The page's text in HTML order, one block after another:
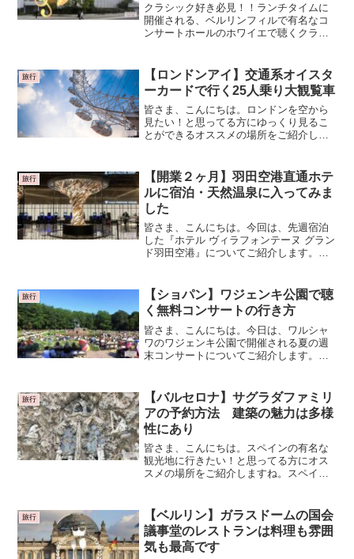
クラシック好き必見！！ランチタイムに
開催される、ベルリンフィルで有名なコ
ンサートホールのホワイエで聴くクラシ
旅行
【ロンドンアイ】交通系オイスタ
ーカードで行く25人乗り大観覧車
皆さま、こんにちは。ロンドンを空から
見たい！と思ってる方にゆっくり見るこ
とができるオススメの場所をご紹介しま
ンドラの中から眺める景色は、観光前に
ロンドン...
旅行
【開業２ヶ月】羽田空港直通ホテ
ルに宿泊・天然温泉に入ってみま
した
皆さま、こんにちは。今回は、先週宿泊
した『ホテル ヴィラフォンテーヌ グラン
ド羽田空港』についてご紹介します。飛
近いと言っても、多くのホテルはバスに
乗ったり、ちょっと面...
旅行
【ショパン】ワジェンキ公園で聴
く無料コンサートの行き方
皆さま、こんにちは。今日は、ワルシャ
ワのワジェンキ公園で開催される夏の週
末コンサートについてご紹介します。ポ
す。『ワルシャワ』の情報ってあまりな
く、私が地元の人に尋ねなが...
旅行
【バルセロナ】サグラダファミリ
アの予約方法 建築の魅力は多様
性にあり
皆さま、こんにちは。スペインの有名な
観光地に行きたい！と思ってる方にオス
スメの場所をご紹介しますね。スペイン
大の違法建築と言われながらも建築を続
けてき...
旅行
【ベルリン】ガラスドームの国会
議事堂のレストランは料理も雰囲
気も最高です